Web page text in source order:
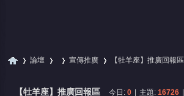
論壇 宣傳推廣 【牡羊座】推廣回報區
【牡羊座】推廣回報區 今日: 0 主題: 16726